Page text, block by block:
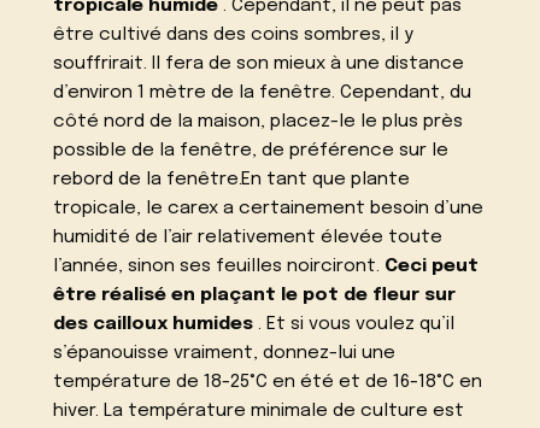
tropicale humide . Cependant, il ne peut pas
être cultivé dans des coins sombres, il y
souffrirait. Il fera de son mieux à une distance
d’environ 1 mètre de la fenêtre. Cependant, du
côté nord de la maison, placez-le le plus près
possible de la fenêtre, de préférence sur le
rebord de la fenêtre.En tant que plante
tropicale, le carex a certainement besoin d’une
humidité de l’air relativement élevée toute
l’année, sinon ses feuilles noirciront. Ceci peut
être réalisé en plaçant le pot de fleur sur
des cailloux humides . Et si vous voulez qu’il
s’épanouisse vraiment, donnez-lui une
température de 18-25°C en été et de 16-18°C en
hiver. La température minimale de culture est